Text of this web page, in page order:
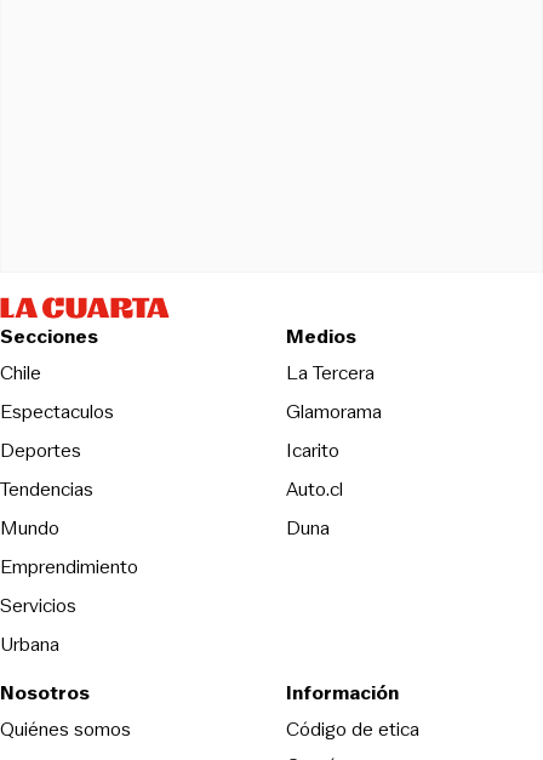
Secciones
Chile
Espectaculos
Deportes
Tendencias
Mundo
Emprendimiento
Servicios
Urbana
Medios
La TerceraOpens in new
Glamorama
Icarito
Auto.cl
DunaOpens in new window
Nosotros
Quiénes somos
Información
Código de eticaOpens in new